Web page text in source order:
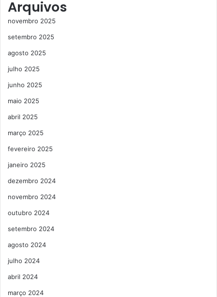
Arquivos
novembro 2025
setembro 2025
agosto 2025
julho 2025
junho 2025
maio 2025
abril 2025
março 2025
fevereiro 2025
janeiro 2025
dezembro 2024
novembro 2024
outubro 2024
setembro 2024
agosto 2024
julho 2024
abril 2024
março 2024